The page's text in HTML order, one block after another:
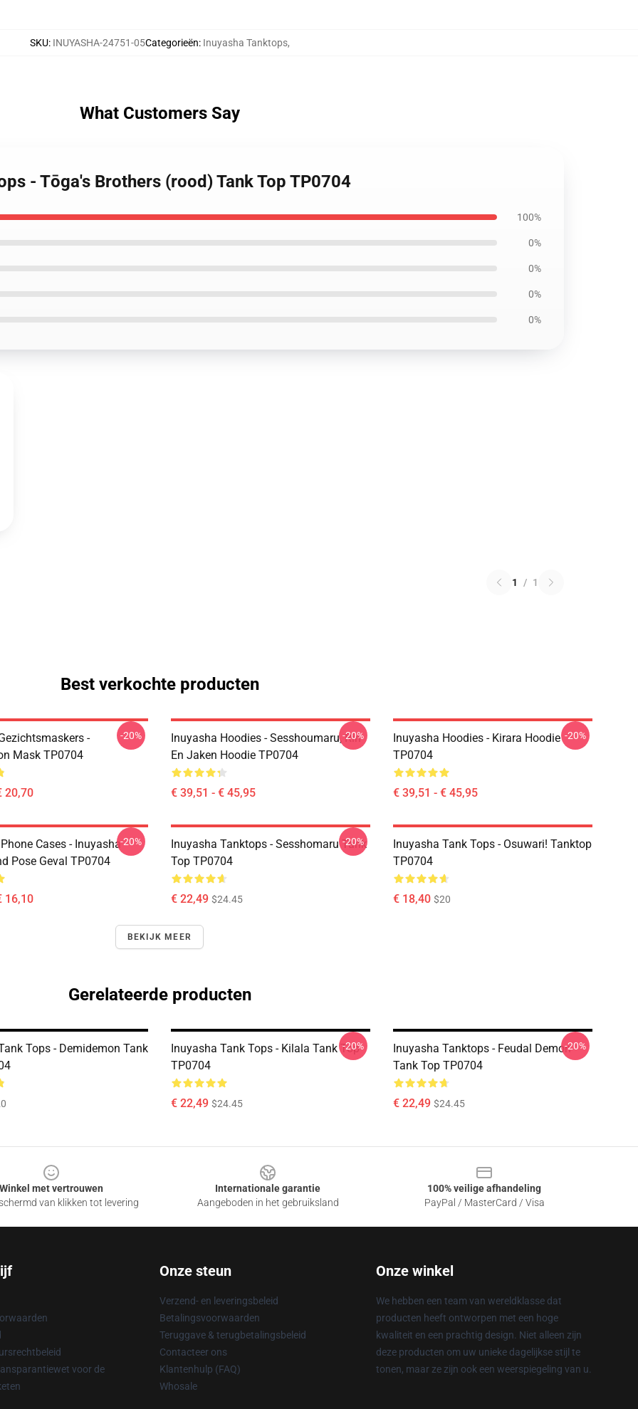
SKU: INUYASHA-24751-05Categorieën: Inuyasha Tanktops,
What Customers Say
- Tōga's Brothers (rood) Tank Top TP0704
100%
0%
0%
0%
0%
1 / 1
Best verkochte producten
-
Mask TP0704
20,70
-20%
Inuyasha Hoodies - Sesshoumaru, Rin
En Jaken Hoodie TP0704
€ 39,51 - € 45,95
-20%
Inuyasha Hoodies - Kirara Hoodie
TP0704
€ 39,51 - € 45,95
-20%
Cases - Inuyasha
Pose Geval TP0704
16,10
-20%
Inuyasha Tanktops - Sesshomaru Tank
Top TP0704
€ 22,49 $24.45
-20%
Inuyasha Tank Tops - Osuwari! Tanktop
TP0704
€ 18,40 $20
BEKIJK MEER
Gerelateerde producten
Tops - Demidemon Tank
Inuyasha Tank Tops - Kilala Tank Top
TP0704
€ 22,49 $24.45
-20%
Inuyasha Tanktops - Feudal Demon
Tank Top TP0704
€ 22,49 $24.45
-20%
Winkel met vertrouwen
van klikken tot levering
Internationale garantie
Aangeboden in het gebruiksland
100% veilige afhandeling
PayPal / MasterCard / Visa
voor de
Onze steun
Verzend- en leveringsbeleid
Betalingsvoorwaarden
Teruggave & terugbetalingsbeleid
Contacteer ons
Klantenhulp (FAQ)
Whosale
Onze winkel
We hebben een team van wereldklasse dat
producten heeft ontworpen met een hoge
kwaliteit en een prachtig design. Niet alleen zijn
deze producten om uw unieke dagelijkse stijl te
tonen, maar ze zijn ook een weerspiegeling van u.